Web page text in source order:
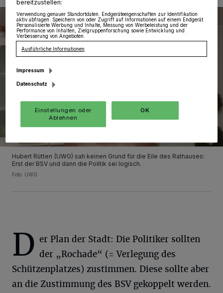
Hubert Rütten (UWG) sah keinen Grund für die Eile des Rathauses:
Erst der BSV und dann die Politik sei logisch.
Foto: UWG
D er Plan der Stadt: Die Politiker sollten
der „Rochade“ (= Verlegung des
Schützenplatzes) zustimmen. Diese sollte aber
an die Zustimmung des BSV gekoppelt werden.
bereitzustellen:
Verwendung genauer Standortdaten. Endgeräteeigenschaften zur Identifikation
aktiv abfragen. Speichern von oder Zugriff auf Informationen auf einem Endgerät.
Personalisierte Werbung und Inhalte, Messung von Werbeleistung und der
Performance von Inhalten, Zielgruppenforschung sowie Entwicklung und
Verbesserung von Angeboten.
Ausführliche Informationen
Impressum
Datenschutz
Einstellungen oder
Ablehnen
OK